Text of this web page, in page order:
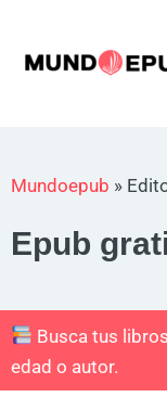
contenido
Mundoepub »
Epub
Busca tus
edad o autor.